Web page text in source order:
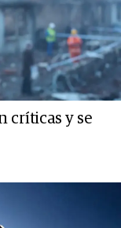
críticas y se